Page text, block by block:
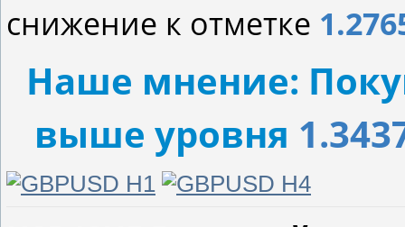
снижение к отметке
Наше мнение:
выше уровня